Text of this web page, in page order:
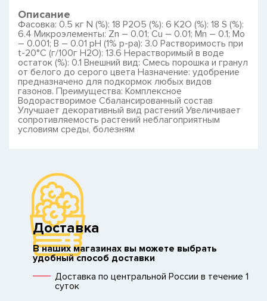
Описание
Фасовка: 0.5 кг N (%): 18 P2O5 (%): 6 K2O (%): 18 S (%):
6.4 Микроэлементы: Zn – 0.01; Cu – 0.01; Mn – 0.1; Mo
– 0.001; B – 0.01 pH (1% p-pa): 3.0 Растворимость при
t-20°С (г/100г Н2О): 13.6 Нерастворимый в воде
остаток (%): 0.1 Внешний вид: Смесь порошка и гранул
от белого до серого цвета Назначение: удобрение
предназначено для подкормок любых видов
газонов. Преимущества: Комплексное
Водорастворимое Сбалансированный состав
Улучшает декоративный вид растений Увеличивает
сопротивляемость растений неблагоприятным
условиям среды, болезням
Доставка
В наших магазинах вы можете выбрать
удобный способ доставки
Доставка по центральной России в течение 1
суток